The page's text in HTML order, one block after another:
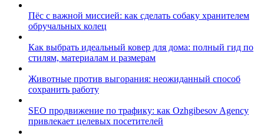
Пёс с важной миссией: как сделать собаку хранителем
обручальных колец
Как выбрать идеальный ковер для дома: полный гид по
стилям, материалам и размерам
Животные против выгорания: неожиданный способ
сохранить работу
SEO продвижение по трафику: как Ozhgibesov Agency
привлекает целевых посетителей